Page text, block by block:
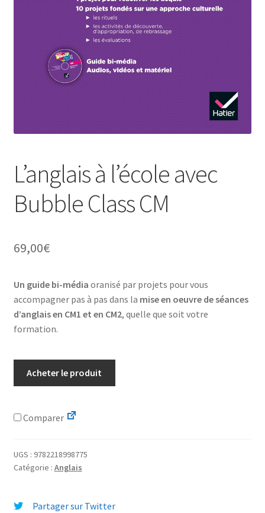
L’anglais à l’école avec
Bubble Class CM
69,00€
Un guide bi-média oranisé par projets pour vous
accompagner pas à pas dans la mise en oeuvre de séances
d’anglais en CM1 et en CM2, quelle que soit votre
formation.
Acheter le produit
Comparer
UGS : 9782218998775
Catégorie : Anglais
Partager sur Twitter